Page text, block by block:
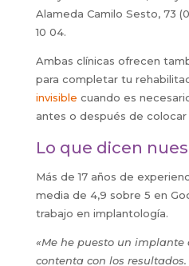
Alameda Camilo Sesto, 73
10 04.
Ambas clínicas ofrecen
para completar tu
invisible cuando es
antes o después de colocar
Lo que dicen
Más de 17 años de
media de 4,9 sobre 5 en
trabajo en implantología.
«Me he puesto un implante
contenta con los